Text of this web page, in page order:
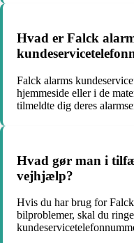
Hvad er Falck
Falck alarms
hjemmeside eller i de
tilmeldte dig deres
Hvad gør man i
vejhjælp?
Hvis du har brug for
bilproblemer, skal du